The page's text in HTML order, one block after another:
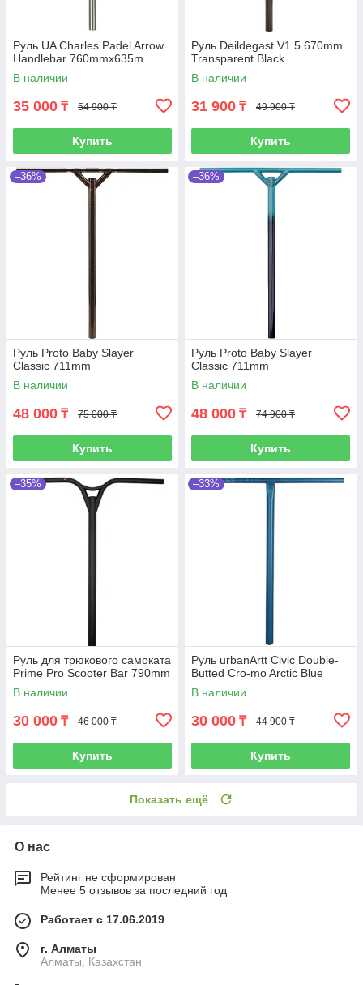
Руль UA Charles Padel Arrow
Handlebar 760mmx635m
В наличии
35 000 ₸ 54 900 ₸
Купить
Руль Deildegast V1.5 670mm
Transparent Black
В наличии
31 900 ₸ 49 900 ₸
Купить
–36%
Руль Proto Baby Slayer
Classic 711mm
В наличии
48 000 ₸ 75 000 ₸
Купить
–36%
Руль Proto Baby Slayer
Classic 711mm
В наличии
48 000 ₸ 74 900 ₸
Купить
–35%
Руль для трюкового самоката
Prime Pro Scooter Bar 790mm
В наличии
30 000 ₸ 46 000 ₸
Купить
–33%
Руль urbanArtt Civic Double-
Butted Cro-mo Arctic Blue
В наличии
30 000 ₸ 44 900 ₸
Купить
Показать ещё
О нас
Рейтинг не сформирован
Менее 5 отзывов за последний год
Работает с 17.06.2019
г. Алматы
Алматы, Казахстан